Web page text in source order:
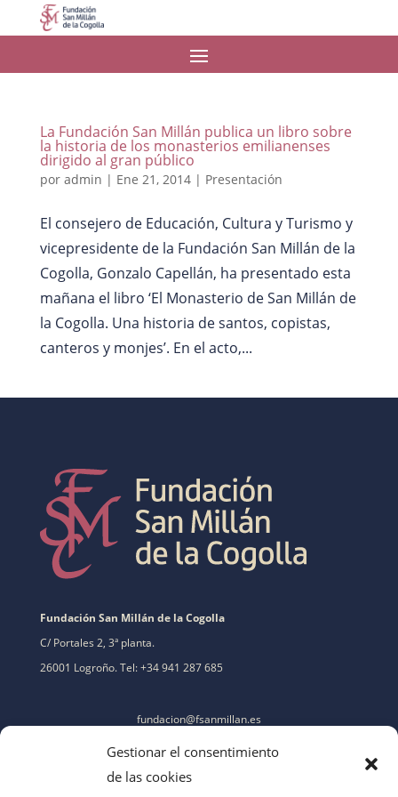
Gestionar el consentimiento
de las cookies
La Fundación San Millán publica un libro sobre
la historia de los monasterios emilianenses
dirigido al gran público
por admin | Ene 21, 2014| Presentación
El consejero de Educación, Cultura y Turismo y
vicepresidente de la Fundación San Millán de la
Cogolla, Gonzalo Capellán, ha presentado esta
mañana el libro ‘El Monasterio de San Millán de
la Cogolla. Una historia de santos, copistas,
canteros y monjes’. En el acto,...
Fundación San Millán de la Cogolla
C/ Portales 2, 3ª planta.
26001 Logroño. Tel: +34 941 287 685
fundacion@fsanmillan.es